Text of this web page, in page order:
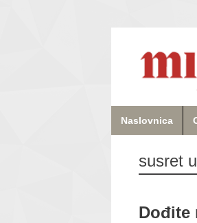
Naslovnica
susret
Dođite